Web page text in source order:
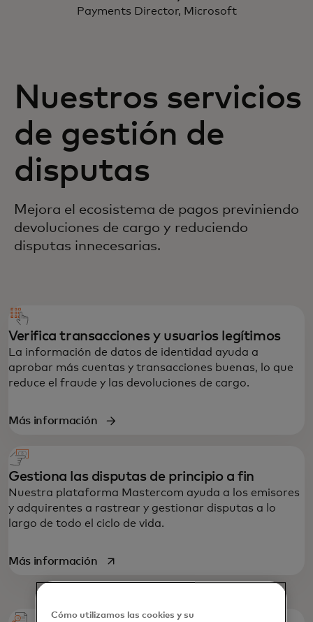
Payments Director, Microsoft
Nuestros servicios
de gestión de
disputas
Mejora el ecosistema de pagos previniendo
devoluciones de cargo y reduciendo
disputas innecesarias.
Verifica transacciones y usuarios legítimos
La información de datos de identidad ayuda a
aprobar más cuentas y transacciones buenas, lo que
reduce el fraude y las devoluciones de cargo.
Más información
Gestiona las disputas de principio a fin
Nuestra plataforma Mastercom ayuda a los emisores
y adquirentes a rastrear y gestionar disputas a lo
largo de todo el ciclo de vida.
Más informaciónse abre en una pestaña nueva
Cómo utilizamos las cookies y su